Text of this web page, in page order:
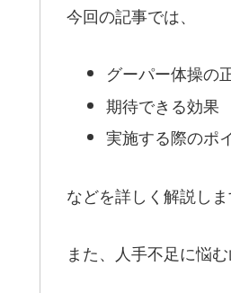
今回の記事では、
グーパー体操の
期待できる効果
実施する際のポ
などを詳しく解説しま
また、人手不足に悩